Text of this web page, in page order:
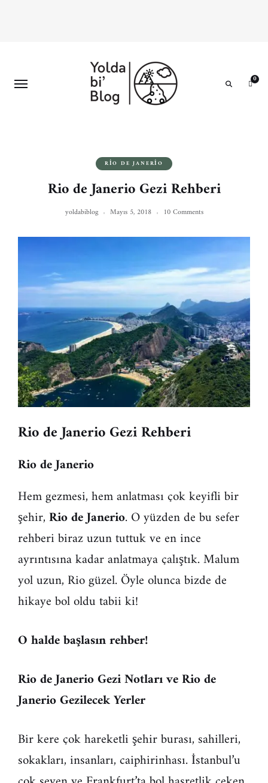
0
RIO DE JANERIO
Rio de Janerio Gezi Rehberi
yoldabiblog Mayıs 5, 2018 10 Comments
Rio de Janerio Gezi Rehberi
Rio de Janerio
Hem gezmesi, hem anlatması çok keyifli bir
şehir,Rio de Janerio. O yüzden de bu sefer
rehberi biraz uzun tuttuk ve en ince
ayrıntısına kadar anlatmaya çalıştık. Malum
yol uzun, Rio güzel. Öyle olunca bizde de
hikaye bol oldu tabii ki!
O halde başlasın rehber!
Rio de Janerio Gezi Notları ve Rio de
Janerio Gezilecek Yerler
Bir kere çok hareketli şehir burası, sahilleri,
sokakları, insanları, caiphirinhası. İstanbul’u